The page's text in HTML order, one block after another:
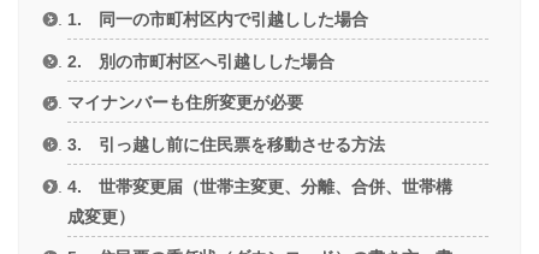
1. 同一の市町村区内で引越しした場合
2. 別の市町村区へ引越しした場合
マイナンバーも住所変更が必要
3. 引っ越し前に住民票を移動させる方法
4. 世帯変更届（世帯主変更、分離、合併、世帯構
成変更）